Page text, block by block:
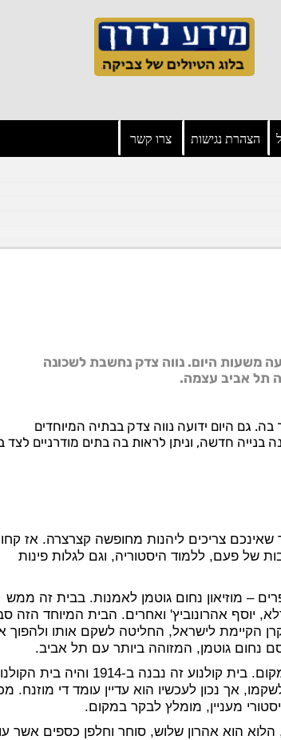
הצהרת נגישות צרו קשר
משעות היום. נווה צדק נחשבת לשכונה
תל אביב עצמה.
גם היום ידועה נווה צדק בבתיה המיוחדים
לא פעם אמנים רבים. בשנות ה-90 חלה בשכונה בנייה חדשה, וניתן לראות בה בתים מודרניים
צריכים ליהנות מחופשה קצרצרה. אז
של פעם, ללמוד היסטוריה, וגם לגלות פינות
– מוזיאון נחום גוטמן לאמנות. בבית זה ממש
יוסף אהרונוביץ' ואחרים. הבית המיוחד הזה
הקיימת לישראל, החליטה לשקם אותו ולהפוך
נחום גוטמן, המזוהה ביותר עם תל אביב.
אם אתם מעוניינים לראות בית קולנוע של פעם, קולנוע עדן הוא המקום. בית קולנוע זה נבנה ב-1914 והיה
הוצעו כמה רעיונות לשקמו, אך נכון לעכשיו הוא עדיין עומד די מוזנח.
מעניין, מומלץ לבקר במקום.
הוא אהרון שלוש, סוחר וחלפן כספים אשר